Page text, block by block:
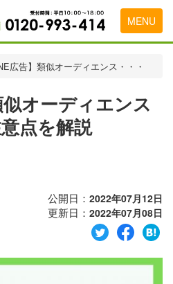
MENU
方
広告】類似オーディエンス・・・
似オーディエンス
点を解説
公開日： 2022年07月12日
更新日： 2022年07月08日